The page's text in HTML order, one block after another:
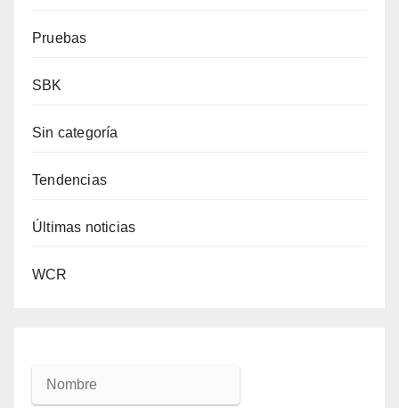
Pruebas
SBK
Sin categoría
Tendencias
Últimas noticias
WCR